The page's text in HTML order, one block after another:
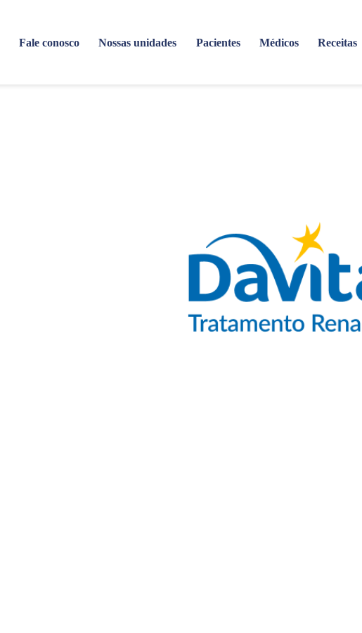
Fale conosco Nossas unidades Pacientes Médicos Receitas